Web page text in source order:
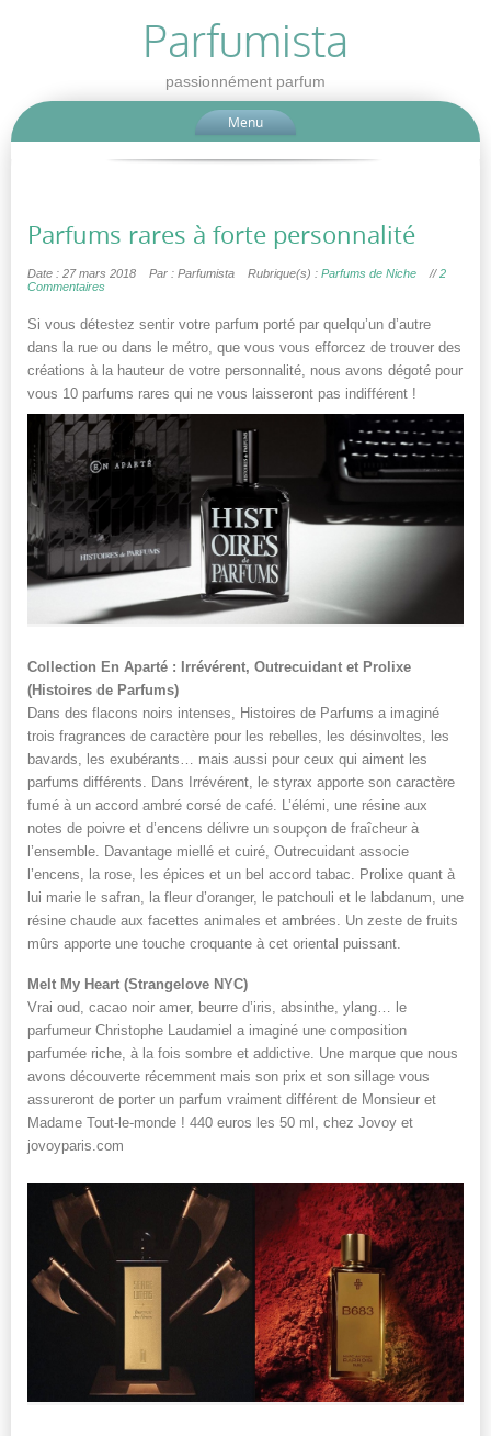
Parfumista
passionnément parfum
Menu
Parfums rares à forte personnalité
Date : 27 mars 2018 Par : Parfumista Rubrique(s) : Parfums de Niche //2
Commentaires
Si vous détestez sentir votre parfum porté par quelqu’un d’autre
dans la rue ou dans le métro, que vous vous efforcez de trouver des
créations à la hauteur de votre personnalité, nous avons dégoté pour
vous 10 parfums rares qui ne vous laisseront pas indifférent !
Collection En Aparté : Irrévérent, Outrecuidant et Prolixe
(Histoires de Parfums)
Dans des flacons noirs intenses, Histoires de Parfums a imaginé
trois fragrances de caractère pour les rebelles, les désinvoltes, les
bavards, les exubérants… mais aussi pour ceux qui aiment les
parfums différents. Dans Irrévérent, le styrax apporte son caractère
fumé à un accord ambré corsé de café. L’élémi, une résine aux
notes de poivre et d’encens délivre un soupçon de fraîcheur à
l’ensemble. Davantage miellé et cuiré, Outrecuidant associe
l’encens, la rose, les épices et un bel accord tabac. Prolixe quant à
lui marie le safran, la fleur d’oranger, le patchouli et le labdanum, une
résine chaude aux facettes animales et ambrées. Un zeste de fruits
mûrs apporte une touche croquante à cet oriental puissant.
Melt My Heart (Strangelove NYC)
Vrai oud, cacao noir amer, beurre d’iris, absinthe, ylang… le
parfumeur Christophe Laudamiel a imaginé une composition
parfumée riche, à la fois sombre et addictive. Une marque que nous
avons découverte récemment mais son prix et son sillage vous
assureront de porter un parfum vraiment différent de Monsieur et
Madame Tout-le-monde ! 440 euros les 50 ml, chez Jovoy et
jovoyparis.com